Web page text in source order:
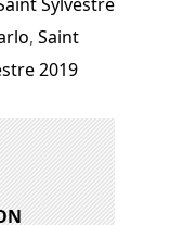
, Saint
2019